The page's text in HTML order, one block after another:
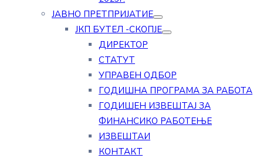
ЈАВНО ПРЕТПРИЈАТИЕ
ЈКП БУТЕЛ -СКОПЈЕ
ДИРЕКТОР
СТАТУТ
УПРАВЕН ОДБОР
ГОДИШНА ПРОГРАМА ЗА РАБОТА
ГОДИШЕН ИЗВЕШТАЈ ЗА
ФИНАНСИКО РАБОТЕЊЕ
ИЗВЕШТАИ
КОНТАКТ